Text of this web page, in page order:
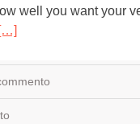
well you want your
[…]